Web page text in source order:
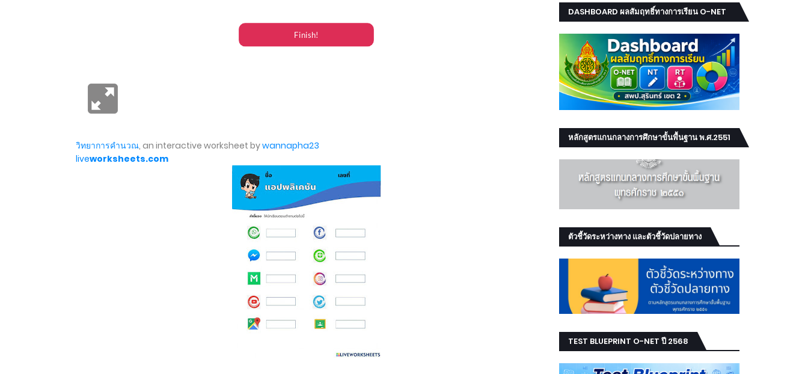
วิทยาการคำนวณ, an interactive worksheet bywannapha23
liveworksheets.com
DASHBOARD ผลสัมฤทธิ์ทางการเรียน O-NET
หลักสูตรแกนกลางการศึกษาขั้นพื้นฐาน พ.ศ.2551
ตัวชี้วัดระหว่างทาง และตัวชี้วัดปลายทาง
TEST BLUEPRINT O-NET ปี 2568